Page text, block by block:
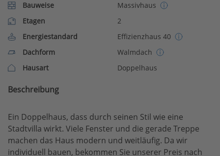
Bauweise
Massivhaus
Etagen
2
Energiestandard
Effizienzhaus 40
Dachform
Walmdach
Hausart
Doppelhaus
Beschreibung
Ein Doppelhaus, dass durch seinen Stil wie eine
Stadtvilla wirkt. Viele Fenster und die gerade Treppe
machen das Haus modern und weitläufig. Da wir
individuell bauen, bekommen Sie unserer Preis nach